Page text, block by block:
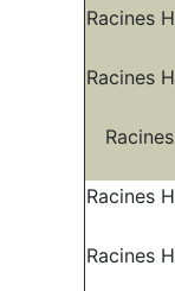
Racines
Racines
Racines
Racines